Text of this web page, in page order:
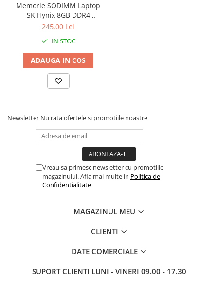
Imprimante&Consumabile
Accesorii Printing
Cartuse cerneala
Drum
Imprimante de format mare
Imprimante Inkjet
Imprimante laser
Multifunctionale Inkjet
Scannere
Placi de retea
Memorie SODIMM Laptop
SK Hynix 8GB DDR4
2400MHz, bulk
245,00 Lei
IN STOC
ADAUGA IN COS
Newsletter Nu rata ofertele si promotiile noastre
Vreau sa primesc newsletter cu promotiile
magazinului. Afla mai multe in Politica de
Confidentialitate
MAGAZINUL MEU
CLIENTI
DATE COMERCIALE
SUPORT CLIENTI LUNI - VINERI 09.00 - 17.30